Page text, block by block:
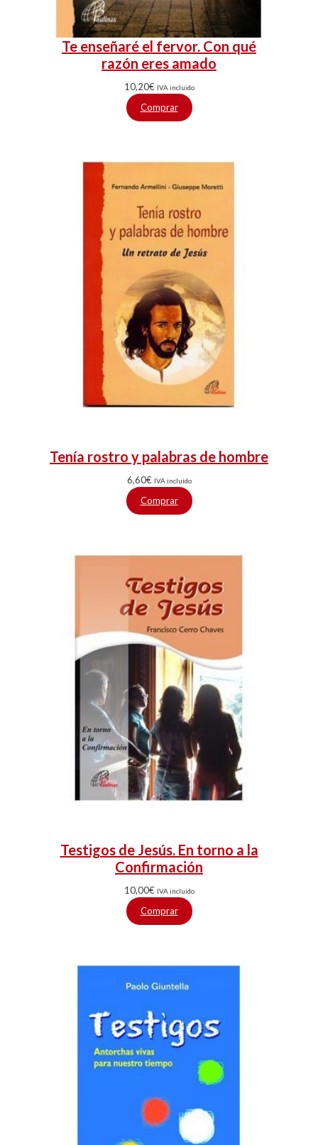
Te enseñaré el fervor. Con qué
razón eres amado
10,20€ IVA incluido
Comprar
Tenía rostro y palabras de hombre
6,60€ IVA incluido
Comprar
Testigos de Jesús. En torno a la
Confirmación
10,00€ IVA incluido
Comprar